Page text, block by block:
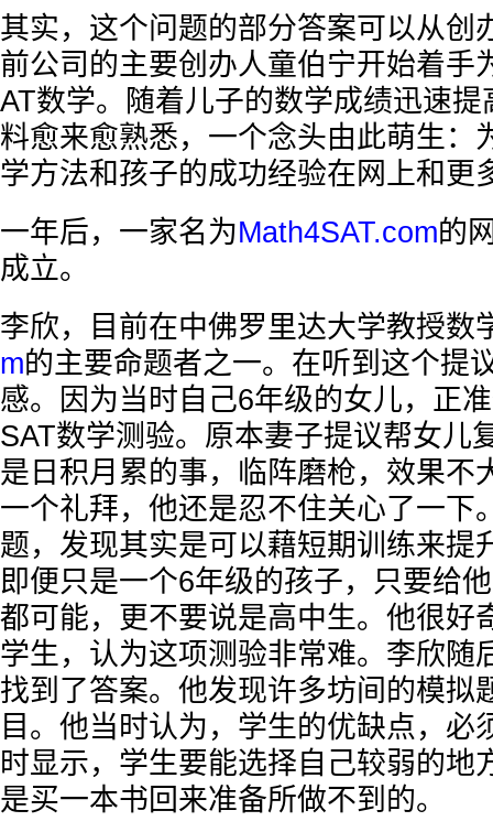
其实，这个问题的部分答案可以从创
前公司的主要创办人童伯宁开始着手
AT数学。随着儿子的数学成绩迅速
料愈来愈熟悉，一个念头由此萌生：
学方法和孩子的成功经验在网上和更
一年后，一家名为Math4SAT.com的
成立。
李欣，目前在中佛罗里达大学教授数
m的主要命题者之一。在听到这个提
感。因为当时自己6年级的女儿，正
SAT数学测验。原本妻子提议帮女儿
是日积月累的事，临阵磨枪，效果不
一个礼拜，他还是忍不住关心了一下
题，发现其实是可以藉短期训练来提
即便只是一个6年级的孩子，只要给
都可能，更不要说是高中生。他很好
学生，认为这项测验非常难。李欣随
找到了答案。他发现许多坊间的模拟
目。他当时认为，学生的优缺点，必
时显示，学生要能选择自己较弱的地
是买一本书回来准备所做不到的。